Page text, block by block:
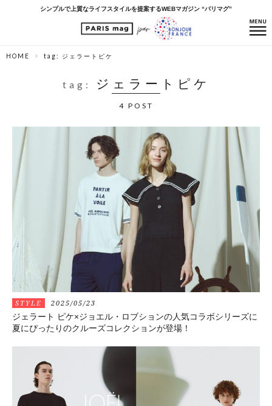
シンプルで上質なライフスタイルを提案するWEBマガジン “パリマグ”
HOME tag: ジェラートピケ
tag: ジェラートピケ
4 POST
STYLE 2025/05/23
ジェラート ピケ×ジョエル・ロブションの人気コラボシリーズに
夏にぴったりのクルーズコレクションが登場！